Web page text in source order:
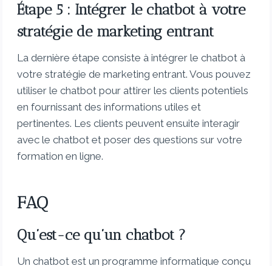
Étape 5 : Intégrer le chatbot à votre
stratégie de marketing entrant
La dernière étape consiste à intégrer le chatbot à
votre stratégie de marketing entrant. Vous pouvez
utiliser le chatbot pour attirer les clients potentiels
en fournissant des informations utiles et
pertinentes. Les clients peuvent ensuite interagir
avec le chatbot et poser des questions sur votre
formation en ligne.
FAQ
Qu’est-ce qu’un chatbot ?
Un chatbot est un programme informatique conçu